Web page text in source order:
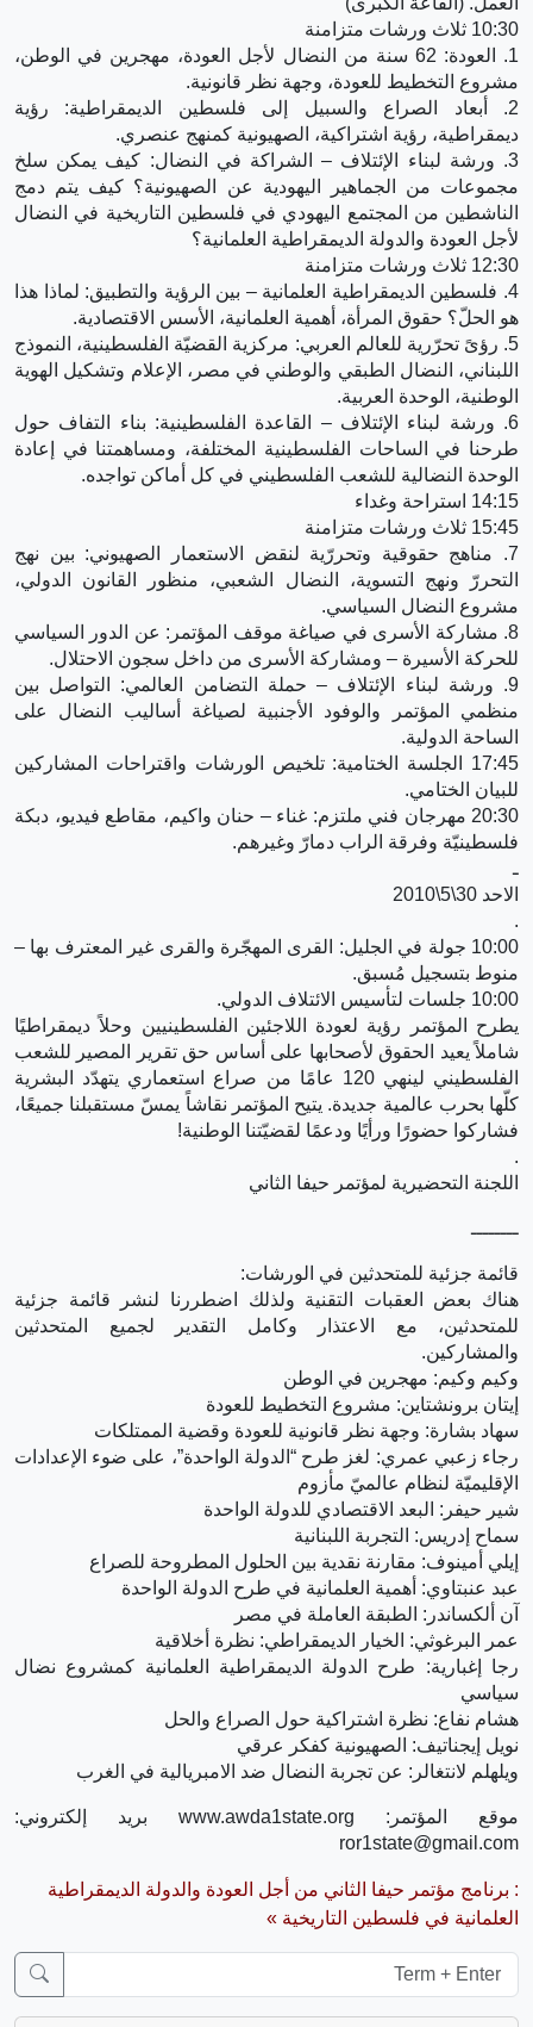
10:30 ثلاث ورشات متزامنة
1. العودة: 62 سنة من النضال لأجل العودة، مهجرين في الوطن،
مشروع التخطيط للعودة، وجهة نظر قانونية.
2. أبعاد الصراع والسبيل إلى فلسطين الديمقراطية: رؤية
ديمقراطية، رؤية اشتراكية، الصهيونية كمنهج عنصري.
3. ورشة لبناء الإئتلاف – الشراكة في النضال: كيف يمكن سلخ
مجموعات من الجماهير اليهودية عن الصهيونية؟ كيف يتم دمج
الناشطين من المجتمع اليهودي في فلسطين التاريخية في النضال
لأجل العودة والدولة الديمقراطية العلمانية؟
12:30 ثلاث ورشات متزامنة
4. فلسطين الديمقراطية العلمانية – بين الرؤية والتطبيق: لماذا هذا
هو الحلّ؟ حقوق المرأة، أهمية العلمانية، الأسس الاقتصادية.
5. رؤىً تحرّرية للعالم العربي: مركزية القضيّة الفلسطينية، النموذج
اللبناني، النضال الطبقي والوطني في مصر، الإعلام وتشكيل الهوية
الوطنية، الوحدة العربية.
6. ورشة لبناء الإئتلاف – القاعدة الفلسطينية: بناء التفاف حول
طرحنا في الساحات الفلسطينية المختلفة، ومساهمتنا في إعادة
الوحدة النضالية للشعب الفلسطيني في كل أماكن تواجده.
14:15 استراحة وغداء
15:45 ثلاث ورشات متزامنة
7. مناهج حقوقية وتحررّية لنقض الاستعمار الصهيوني: بين نهج
التحررّ ونهج التسوية، النضال الشعبي، منظور القانون الدولي،
مشروع النضال السياسي.
8. مشاركة الأسرى في صياغة موقف المؤتمر: عن الدور السياسي
للحركة الأسيرة – ومشاركة الأسرى من داخل سجون الاحتلال.
9. ورشة لبناء الإئتلاف – حملة التضامن العالمي: التواصل بين
منظمي المؤتمر والوفود الأجنبية لصياغة أساليب النضال على
الساحة الدولية.
17:45 الجلسة الختامية: تلخيص الورشات واقتراحات المشاركين
للبيان الختامي.
20:30 مهرجان فني ملتزم: غناء – حنان واكيم، مقاطع فيديو، دبكة
فلسطينيّة وفرقة الراب دمارّ وغيرهم.
ـ
الاحد 30\5\2010
.
10:00 جولة في الجليل: القرى المهجّرة والقرى غير المعترف بها –
منوط بتسجيل مُسبق.
10:00 جلسات لتأسيس الائتلاف الدولي.
يطرح المؤتمر رؤية لعودة اللاجئين الفلسطينيين وحلاً ديمقراطيًا
شاملاً يعيد الحقوق لأصحابها على أساس حق تقرير المصير للشعب
الفلسطيني لينهي 120 عامًا من صراع استعماري يتهدّد البشرية
كلّها بحرب عالمية جديدة. يتيح المؤتمر نقاشاً يمسّ مستقبلنا جميعًا،
فشاركوا حضورًا ورأيًا ودعمًا لقضيّتنا الوطنية!
.
اللجنة التحضيرية لمؤتمر حيفا الثاني
ــــــــ
قائمة جزئية للمتحدثين في الورشات:
هناك بعض العقبات التقنية ولذلك اضطررنا لنشر قائمة جزئية
للمتحدثين، مع الاعتذار وكامل التقدير لجميع المتحدثين
والمشاركين.
وكيم وكيم: مهجرين في الوطن
إيتان برونشتاين: مشروع التخطيط للعودة
سهاد بشارة: وجهة نظر قانونية للعودة وقضية الممتلكات
رجاء زعبي عمري: لغز طرح “الدولة الواحدة”، على ضوء الإعدادات
الإقليميّة لنظام عالميّ مأزوم
شير حيفر: البعد الاقتصادي للدولة الواحدة
سماح إدريس: التجربة اللبنانية
إيلي أمينوف: مقارنة نقدية بين الحلول المطروحة للصراع
عبد عنبتاوي: أهمية العلمانية في طرح الدولة الواحدة
آن ألكساندر: الطبقة العاملة في مصر
عمر البرغوثي: الخيار الديمقراطي: نظرة أخلاقية
رجا إغبارية: طرح الدولة الديمقراطية العلمانية كمشروع نضال
سياسي
هشام نفاع: نظرة اشتراكية حول الصراع والحل
نويل إيجناتيف: الصهيونية كفكر عرقي
ويلهلم لانتغالر: عن تجربة النضال ضد الامبريالية في الغرب
موقع المؤتمر: www.awda1state.org بريد إلكتروني:
ror1state@gmail.com
: برنامج مؤتمر حيفا الثاني من أجل العودة والدولة الديمقراطية
العلمانية في فلسطين التاريخية »